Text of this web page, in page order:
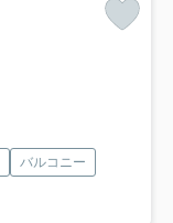
バルコニー